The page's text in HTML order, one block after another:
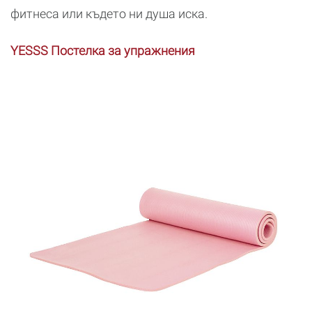
фитнеса или където ни душа иска.
YESSS Постелка за упражнения